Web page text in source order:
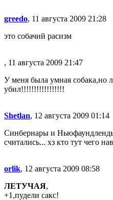
greedo, 11 августа 2009 21:28
это собачий расизм
, 11 августа 2009 21:47
У меня была умная собака,но
убил!!!!!!!!!!!!!!!!!
Shetlan, 12 августа 2009 01:14
Синбернары и
считались... хз кто тут чего
orlik, 12 августа 2009 08:58
ЛЕТУЧАЯ,
+1,пудели сакс!